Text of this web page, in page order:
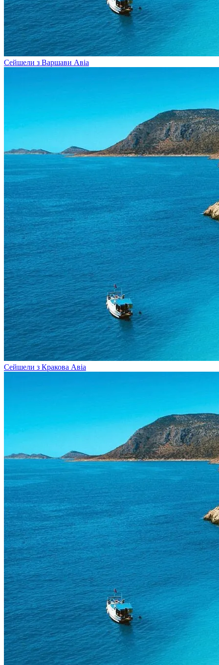
Сейшели з Варшави Авіа
Сейшели з Кракова Авіа